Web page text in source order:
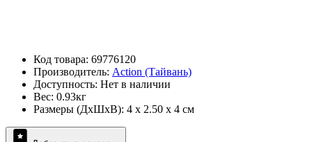
Код товара: 69776120
Производитель: Action (Тайвань)
Доступность: Нет в наличии
Вес: 0.93кг
Размеры (ДxШxВ): 4 x 2.50 x 4 см